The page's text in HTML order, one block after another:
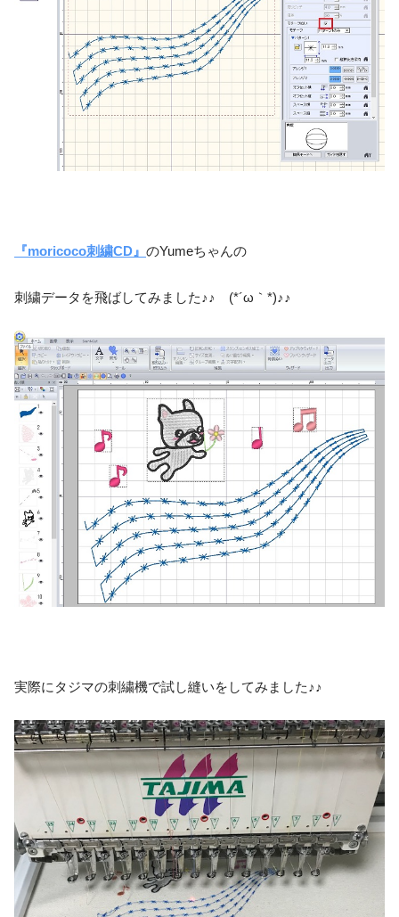
『moricoco刺繍CD』 のYumeちゃんの
刺繍データを飛ばしてみました♪♪ (*´ω｀*)♪♪
実際にタジマの刺繍機で試し縫いをしてみました♪♪